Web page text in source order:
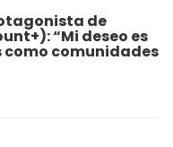
de
“Mi deseo es
como comunidades